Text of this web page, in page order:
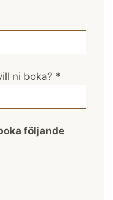
ni boka? *
följande